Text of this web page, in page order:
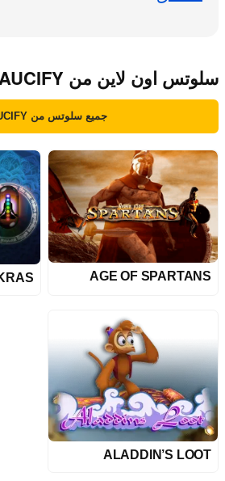
سلوتس اون لاين من SAUCIFY
جميع سلوتس من SAUCIFY
AGE OF SPARTANS
ALADDIN’S LOOT